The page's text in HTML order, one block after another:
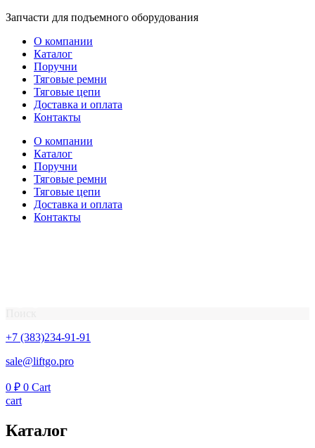
Перейти
содержимому
Запчасти для подъемного оборудования
О компании
Каталог
Поручни
Тяговые ремни
Тяговые цепи
Доставка и оплата
Контакты
О компании
Каталог
Поручни
Тяговые ремни
Тяговые цепи
Доставка и оплата
Контакты
+7 (383)234-91-91
sale@liftgo.pro
0 ₽ 0 Cart
cart
Каталог